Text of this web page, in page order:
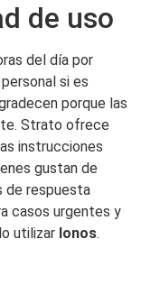
de uso
del día por
si es
porque las
Strato ofrece
instrucciones
gustan de
de respuesta
casos urgentes y
utilizar Ionos.